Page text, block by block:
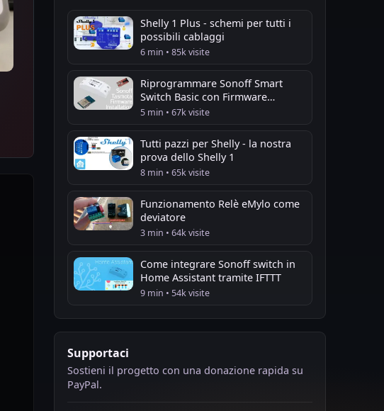
Shelly 1 Plus - schemi per tutti i
possibili cablaggi
6 min • 85k visite
Riprogrammare Sonoff Smart
Switch Basic con Firmware
Tasmota
5 min • 67k visite
Tutti pazzi per Shelly - la nostra
prova dello Shelly 1
8 min • 65k visite
Funzionamento Relè eMylo come
deviatore
3 min • 64k visite
Come integrare Sonoff switch in
Home Assistant tramite IFTTT
9 min • 54k visite
Supportaci
Sostieni il progetto con una donazione rapida su
PayPal.